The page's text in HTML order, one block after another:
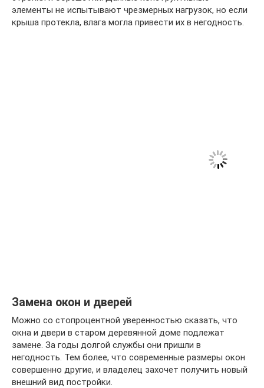
элементы не испытывают чрезмерных нагрузок, но если
крыша протекла, влага могла привести их в негодность.
Замена окон и дверей
Можно со стопроцентной уверенностью сказать, что
окна и двери в старом деревянной доме подлежат
замене. За годы долгой службы они пришли в
негодность. Тем более, что современные размеры окон
совершенно другие, и владелец захочет получить новый
внешний вид постройки.